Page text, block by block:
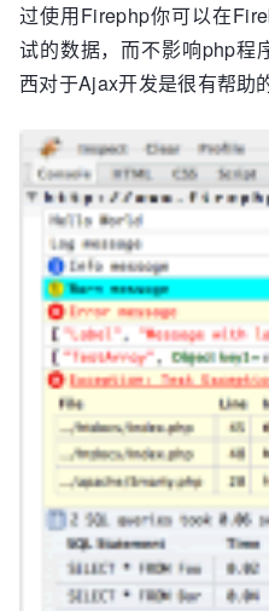
过使用Firephp你可以在
试的数据，而不影响php程
西对于Ajax开发是很有帮助的